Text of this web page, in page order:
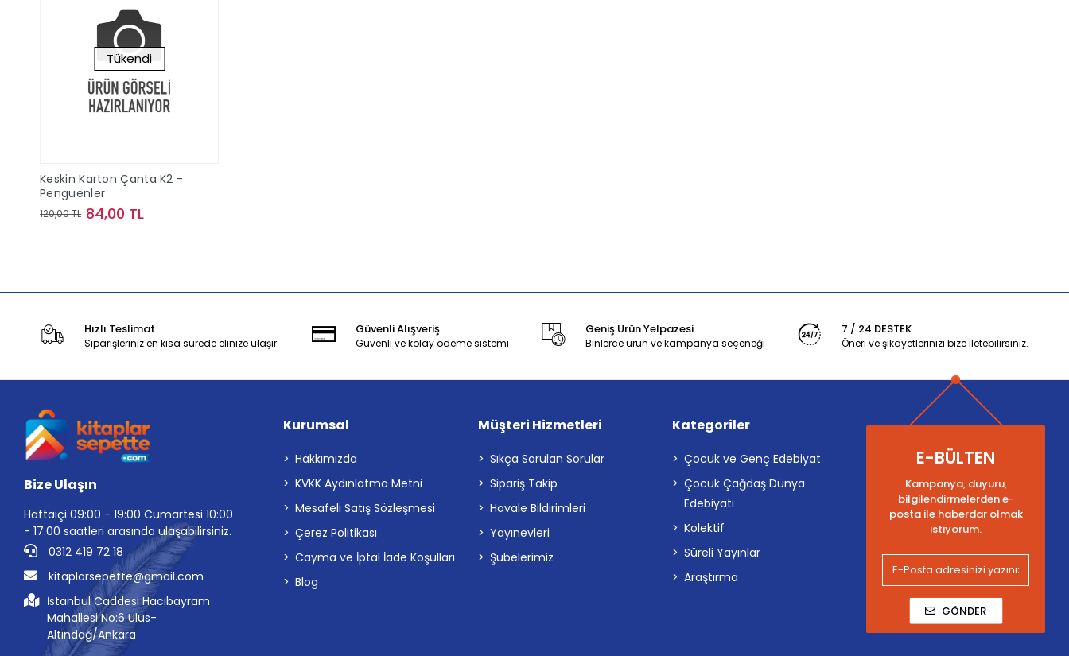
Tükendi
Keskin Karton Çanta K2 -
Penguenler
120,00 TL 84,00 TL
Hızlı Teslimat
Siparişleriniz en kısa sürede elinize ulaşır.
Güvenli Alışveriş
Güvenli ve kolay ödeme sistemi
Geniş Ürün Yelpazesi
Binlerce ürün ve kampanya seçeneği
7 / 24 DESTEK
Öneri ve şikayetlerinizi bize iletebilirsiniz.
Bize Ulaşın
Haftaiçi 09:00 - 19:00 Cumartesi 10:00
- 17:00 saatleri arasında ulaşabilirsiniz.
0312 419 72 18
kitaplarsepette@gmail.com
İstanbul Caddesi Hacıbayram
Mahallesi No:6 Ulus-
Altındağ/Ankara
Kurumsal
Hakkımızda
KVKK Aydınlatma Metni
Mesafeli Satış Sözleşmesi
Çerez Politikası
Cayma ve İptal İade Koşulları
Blog
Müşteri Hizmetleri
Sıkça Sorulan Sorular
Sipariş Takip
Havale Bildirimleri
Yayınevleri
Şubelerimiz
Kategoriler
Çocuk ve Genç Edebiyat
Çocuk Çağdaş Dünya
Edebiyatı
Kolektif
Süreli Yayınlar
Araştırma
E-BÜLTEN
Kampanya, duyuru,
bilgilendirmelerden e-
posta ile haberdar olmak
istiyorum.
GÖNDER